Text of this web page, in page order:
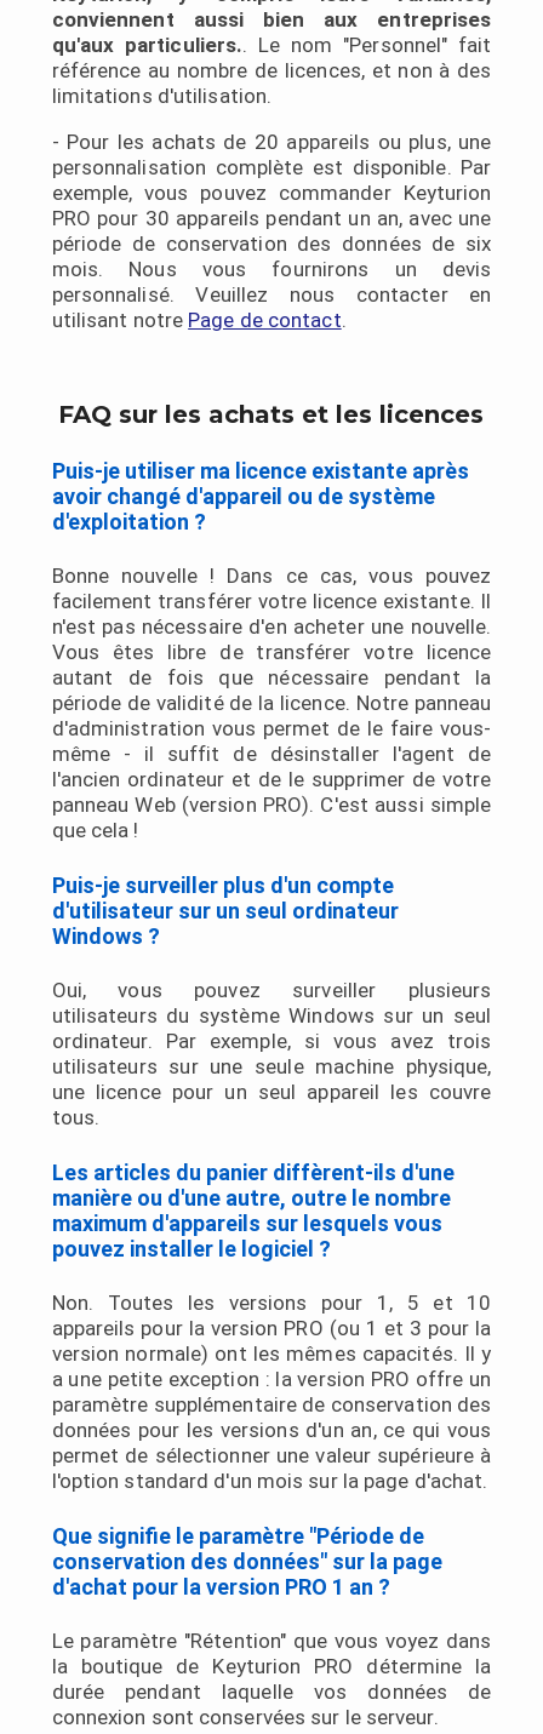
conviennent aussi bien aux entreprises
qu'aux particuliers.. Le nom "Personnel" fait
référence au nombre de licences, et non à des
limitations d'utilisation.
-︎ Pour les achats de 20 appareils ou plus, une
personnalisation complète est disponible. Par
exemple, vous pouvez commander Keyturion
PRO pour 30 appareils pendant un an, avec une
période de conservation des données de six
mois. Nous vous fournirons un devis
personnalisé. Veuillez nous contacter en
utilisant notre Page de contact.
FAQ sur les achats et les licences
Puis-je utiliser ma licence existante après
avoir changé d'appareil ou de système
d'exploitation ?
Bonne nouvelle ! Dans ce cas, vous pouvez
facilement transférer votre licence existante. Il
n'est pas nécessaire d'en acheter une nouvelle.
Vous êtes libre de transférer votre licence
autant de fois que nécessaire pendant la
période de validité de la licence. Notre panneau
d'administration vous permet de le faire vous-
même - il suffit de désinstaller l'agent de
l'ancien ordinateur et de le supprimer de votre
panneau Web (version PRO). C'est aussi simple
que cela !
Puis-je surveiller plus d'un compte
d'utilisateur sur un seul ordinateur
Windows ?
Oui, vous pouvez surveiller plusieurs
utilisateurs du système Windows sur un seul
ordinateur. Par exemple, si vous avez trois
utilisateurs sur une seule machine physique,
une licence pour un seul appareil les couvre
tous.
Les articles du panier diffèrent-ils d'une
manière ou d'une autre, outre le nombre
maximum d'appareils sur lesquels vous
pouvez installer le logiciel ?
Non. Toutes les versions pour 1, 5 et 10
appareils pour la version PRO (ou 1 et 3 pour la
version normale) ont les mêmes capacités. Il y
a une petite exception : la version PRO offre un
paramètre supplémentaire de conservation des
données pour les versions d'un an, ce qui vous
permet de sélectionner une valeur supérieure à
l'option standard d'un mois sur la page d'achat.
Que signifie le paramètre "Période de
conservation des données" sur la page
d'achat pour la version PRO 1 an ?
Le paramètre "Rétention" que vous voyez dans
la boutique de Keyturion PRO détermine la
durée pendant laquelle vos données de
connexion sont conservées sur le serveur.